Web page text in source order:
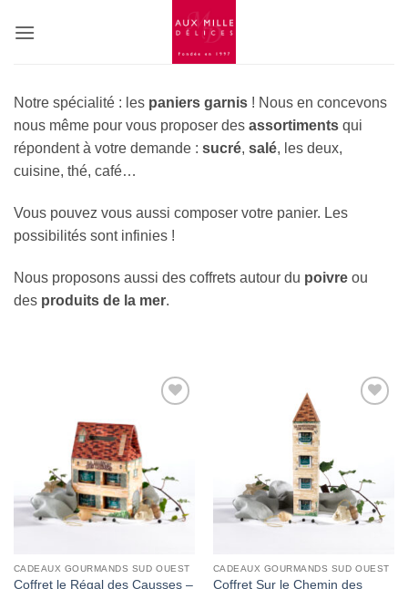
Notre spécialité : les paniers garnis ! Nous en concevons
nous même pour vous proposer des assortiments qui
répondent à votre demande : sucré, salé, les deux,
cuisine, thé, café…
Vous pouvez vous aussi composer votre panier. Les
possibilités sont infinies !
Nous proposons aussi des coffrets autour du poivre ou
des produits de la mer.
CADEAUX GOURMANDS SUD OUEST
Coffret le Régal des Causses –
CADEAUX GOURMANDS SUD OUEST
Coffret Sur le Chemin des